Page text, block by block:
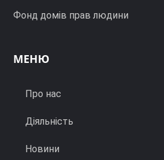
Фонд домів прав людини
МЕНЮ
Про нас
Діяльність
Новини